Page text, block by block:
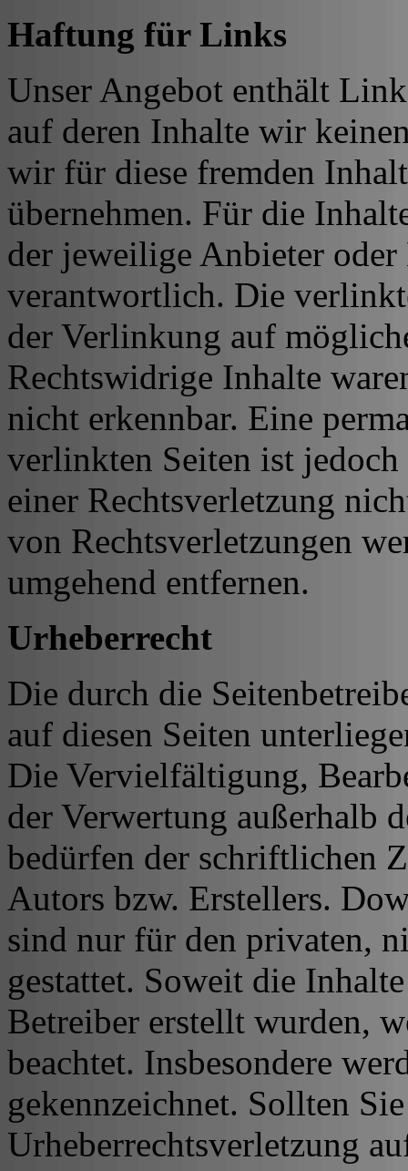
Haftung für Links
Unser Angebot enthält
auf deren Inhalte wir
wir für diese fremden
übernehmen. Für die
der jeweilige Anbieter oder
verantwortlich. Die
der Verlinkung auf
Rechtswidrige Inhalte
nicht erkennbar. Eine
verlinkten Seiten ist
einer Rechtsverletzung
von Rechtsverletzungen
umgehend entfernen.
Urheberrecht
Die durch die
auf diesen Seiten
Die Vervielfältigung,
der Verwertung außerhalb
bedürfen der schriftlichen
Autors bzw. Erstellers.
sind nur für den privaten,
gestattet. Soweit die
Betreiber erstellt wurden,
beachtet. Insbesondere
gekennzeichnet. Sollten
Urheberrechtsverletzung